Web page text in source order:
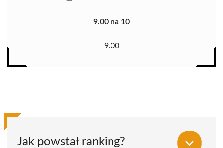
9.00 na 10
9.00
Jak powstał ranking?